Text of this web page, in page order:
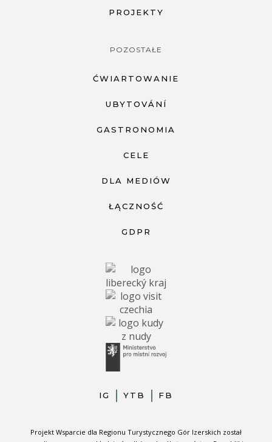
PROJEKTY
POZOSTAŁE
ĆWIARTOWANIE
UBYTOVÁNÍ
GASTRONOMIA
CELE
DLA MEDIÓW
ŁĄCZNOŚĆ
GDPR
IG YTB FB
Projekt Wsparcie dla Regionu Turystycznego Gór Izerskich został